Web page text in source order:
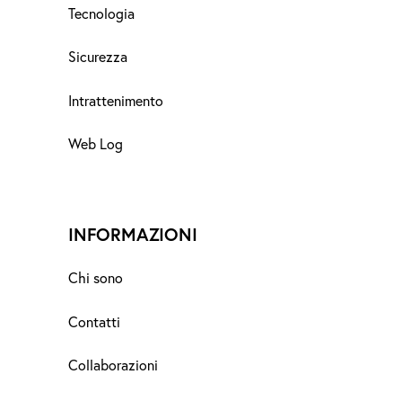
Tecnologia
Sicurezza
Intrattenimento
Web Log
INFORMAZIONI
Chi sono
Contatti
Collaborazioni